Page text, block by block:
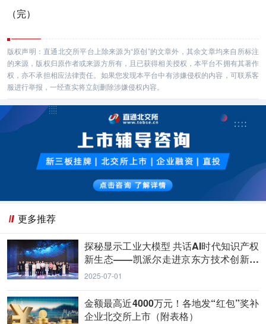
（完）
版权声明：直通北交所平台上除来源为“原创”的文章外，其余文章均来自所标注
的来源，版权归原作者或来源方所有，且已获得相关授权，本平台不拥有其著作
权，亦不承担相应法律责任。如果您发现本平台中有涉嫌侵权的内容，可联系客
服进行举报，一经查实将立刻删除涉嫌侵权内容。
更多推荐
探秘显示工业大模型 共话AI时代知识产权
新生态——凯派尔走进京东方技术创新中
心
2025-07-01
金额最高近4000万元！各地发“红包”奖补
企业北交所上市（附表格）